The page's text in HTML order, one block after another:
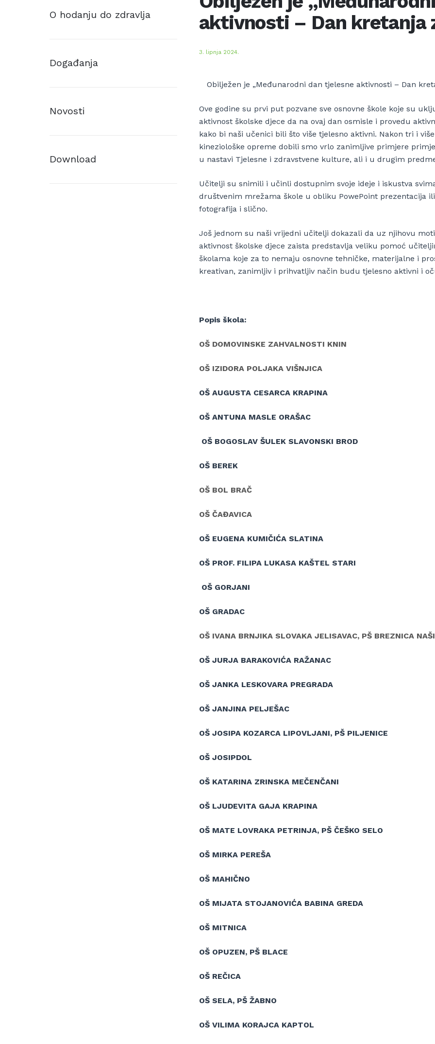
O hodanju do zdravlja
Događanja
Novosti
Download
aktivnosti – Dan kretanja
3. lipnja 2024.
Obilježen je „Međunarodni dan tjelesne aktivnosti – Dan
Ove godine su prvi put pozvane sve osnovne škole koje su
aktivnost školske djece da na ovaj dan osmisle i provedu
kako bi naši učenici bili što više tjelesno aktivni. Nakon tri i
kineziološke opreme dobili smo vrlo zanimljive primjere
u nastavi Tjelesne i zdravstvene kulture, ali i u drugim
Učitelji su snimili i učinli dostupnim svoje ideje i iskustva
društvenim mrežama škole u obliku PowePoint prezentacija
fotografija i slično.
Još jednom su naši vrijedni učitelji dokazali da uz njihovu
aktivnost školske djece zaista predstavlja veliku pomoć
školama koje za to nemaju osnovne tehničke, materijalne i
kreativan, zanimljiv i prihvatljiv način budu tjelesno aktivni i
Popis škola:
OŠ DOMOVINSKE ZAHVALNOSTI KNIN
OŠ IZIDORA POLJAKA VIŠNJICA
OŠ AUGUSTA CESARCA KRAPINA
OŠ ANTUNA MASLE ORAŠAC
OŠ BOGOSLAV ŠULEK SLAVONSKI BROD
OŠ BEREK
OŠ BOL BRAČ
OŠ ČAĐAVICA
OŠ EUGENA KUMIČIĆA SLATINA
OŠ PROF. FILIPA LUKASA KAŠTEL STARI
OŠ GORJANI
OŠ GRADAC
OŠ IVANA BRNJIKA SLOVAKA JELISAVAC, PŠ BREZNICA
OŠ JURJA BARAKOVIĆA RAŽANAC
OŠ JANKA LESKOVARA PREGRADA
OŠ JANJINA PELJEŠAC
OŠ JOSIPA KOZARCA LIPOVLJANI, PŠ PILJENICE
OŠ JOSIPDOL
OŠ KATARINA ZRINSKA MEČENČANI
OŠ LJUDEVITA GAJA KRAPINA
OŠ MATE LOVRAKA PETRINJA, PŠ ČEŠKO SELO
OŠ MIRKA PEREŠA
OŠ MAHIČNO
OŠ MIJATA STOJANOVIĆA BABINA GREDA
OŠ MITNICA
OŠ OPUZEN, PŠ BLACE
OŠ REČICA
OŠ SELA, PŠ ŽABNO
OŠ VILIMA KORAJCA KAPTOL